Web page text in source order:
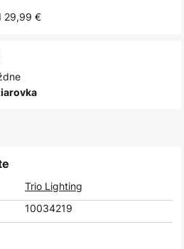
29,99 €
Trio Lighting
10034219